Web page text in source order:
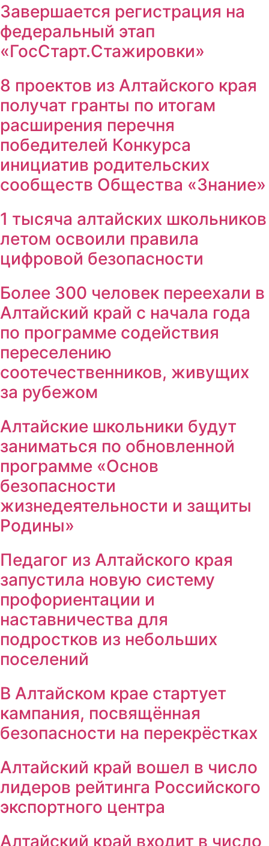
Завершается регистрация на
федеральный этап
«ГосСтарт.Стажировки»
8 проектов из Алтайского края
получат гранты по итогам
расширения перечня
победителей Конкурса
инициатив родительских
сообществ Общества «Знание»
1 тысяча алтайских школьников
летом освоили правила
цифровой безопасности
Более 300 человек переехали в
Алтайский край с начала года
по программе содействия
переселению
соотечественников, живущих
за рубежом
Алтайские школьники будут
заниматься по обновленной
программе «Основ
безопасности
жизнедеятельности и защиты
Родины»
Педагог из Алтайского края
запустила новую систему
профориентации и
наставничества для
подростков из небольших
поселений
В Алтайском крае стартует
кампания, посвящённая
безопасности на перекрёстках
Алтайский край вошел в число
лидеров рейтинга Российского
экспортного центра
Алтайский край входит в число